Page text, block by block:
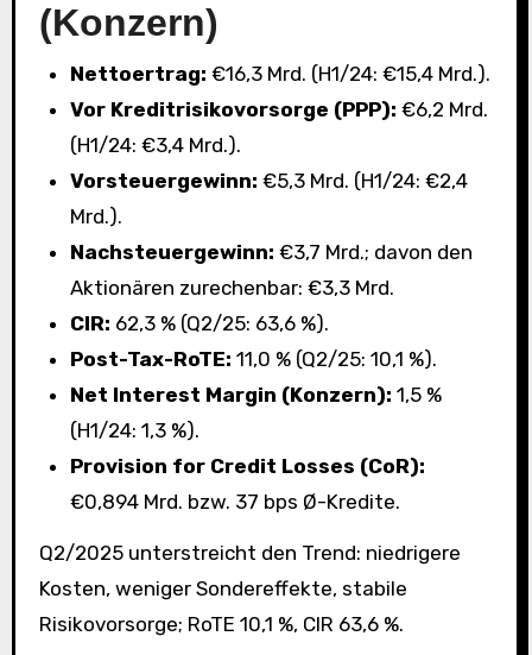
(Konzern)
Nettoertrag: €16,3 Mrd. (H1/24: €15,4 Mrd.).
Vor Kreditrisikovorsorge (PPP): €6,2 Mrd.
(H1/24: €3,4 Mrd.).
Vorsteuergewinn: €5,3 Mrd. (H1/24: €2,4
Mrd.).
Nachsteuergewinn: €3,7 Mrd.; davon den
Aktionären zurechenbar: €3,3 Mrd.
CIR: 62,3 % (Q2/25: 63,6 %).
Post-Tax-RoTE: 11,0 % (Q2/25: 10,1 %).
Net Interest Margin (Konzern): 1,5 %
(H1/24: 1,3 %).
Provision for Credit Losses (CoR):
€0,894 Mrd. bzw. 37 bps Ø-Kredite.
Q2/2025 unterstreicht den Trend: niedrigere
Kosten, weniger Sondereffekte, stabile
Risikovorsorge; RoTE 10,1 %, CIR 63,6 %.